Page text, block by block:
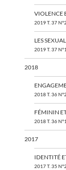
VIOLENCE
2019 T. 37
LES
2019 T. 37
2018
2018 T. 36
FÉMININ
2018 T. 36
2017
IDENTITÉ
2017 T. 35